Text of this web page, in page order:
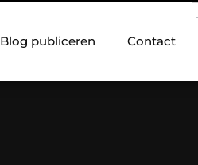
Blog publiceren Contact